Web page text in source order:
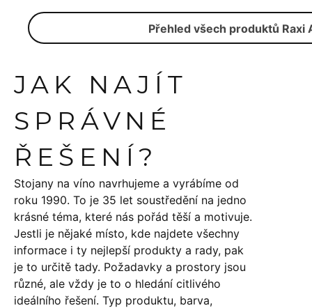
Přehled všech produktů Raxi
JAK NAJÍT
SPRÁVNÉ
ŘEŠENÍ?
Stojany na víno navrhujeme a vyrábíme od
roku 1990. To je 35 let soustředění na jedno
krásné téma, které nás pořád těší a motivuje.
Jestli je nějaké místo, kde najdete všechny
informace i ty nejlepší produkty a rady, pak
je to určitě tady. Požadavky a prostory jsou
různé, ale vždy je to o hledání citlivého
ideálního řešení. Typ produktu, barva,